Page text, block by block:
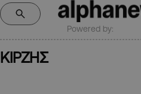
Powered by:
ΚΙΡΖΗΣ